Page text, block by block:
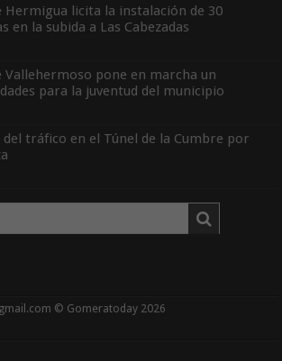
Hermigua licita la instalación de 30
en la subida a Las Cabezadas
Vallehermoso pone en marcha un
para la juventud del municipio
del tráfico en el Túnel de la Cumbre por
© Gomeratoday 2026